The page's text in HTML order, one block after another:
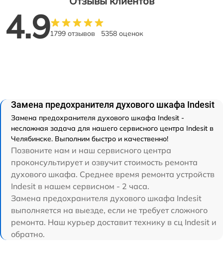
4.91799 отзывов 5358 оценок
Замена предохранителя духового шкафа Indesit
Замена предохранителя духового шкафа Indesit -
несложная задача для нашего сервисного центра Indesit в
Челябинске. Выполним быстро и качественно!
Позвоните нам и наш сервисного центра
проконсультирует и озвучит стоимость ремонта
духового шкафа. Среднее время ремонта устройств
Indesit в нашем сервисном - 2 часа.
Замена предохранителя духового шкафа Indesit
выполняется на выезде, если не требует сложного
ремонта. Наш курьер доставит технику в сц Indesit и
обратно.